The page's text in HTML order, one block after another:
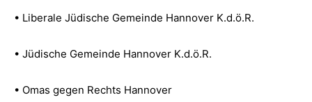
• Liberale Jüdische Gemeinde Hannover K.d.ö.R.
• Jüdische Gemeinde Hannover K.d.ö.R.
• Omas gegen Rechts Hannover